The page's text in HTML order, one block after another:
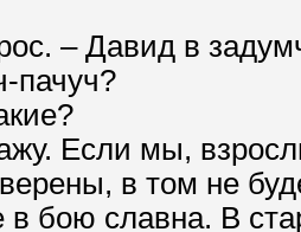
– Давид в
пачуч?
Если мы,
в том не
в бою славна. В